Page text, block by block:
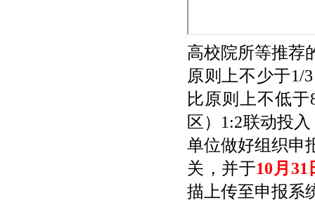
高校院所等推荐
原则上不少于1/
比原则上不低
区）1:2联动投
单位做好组织申
关，并于10月31
描上传至申报系